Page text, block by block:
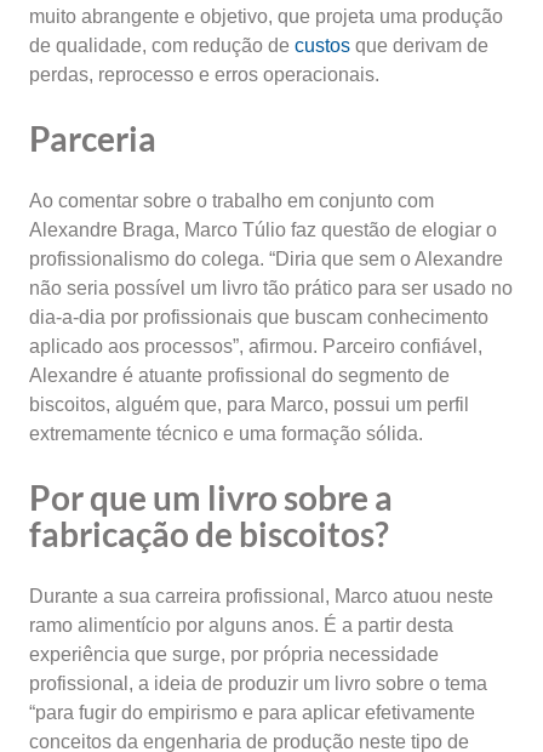
muito abrangente e objetivo, que projeta uma produção
de qualidade, com redução de custos que derivam de
perdas, reprocesso e erros operacionais.
Parceria
Ao comentar sobre o trabalho em conjunto com
Alexandre Braga, Marco Túlio faz questão de elogiar o
profissionalismo do colega. “Diria que sem o Alexandre
não seria possível um livro tão prático para ser usado no
dia-a-dia por profissionais que buscam conhecimento
aplicado aos processos”, afirmou. Parceiro confiável,
Alexandre é atuante profissional do segmento de
biscoitos, alguém que, para Marco, possui um perfil
extremamente técnico e uma formação sólida.
Por que um livro sobre a
fabricação de biscoitos?
Durante a sua carreira profissional, Marco atuou neste
ramo alimentício por alguns anos. É a partir desta
experiência que surge, por própria necessidade
profissional, a ideia de produzir um livro sobre o tema
“para fugir do empirismo e para aplicar efetivamente
conceitos da engenharia de produção neste tipo de